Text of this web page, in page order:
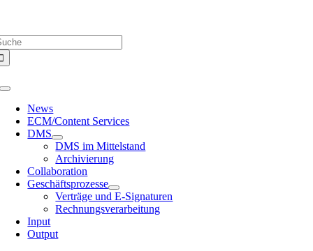
springen
Toggle
Navigation
News
ECM/Content Services
DMS
DMS im Mittelstand
Archivierung
Collaboration
Geschäftsprozesse
Verträge und E-Signaturen
Rechnungsverarbeitung
Input
Output